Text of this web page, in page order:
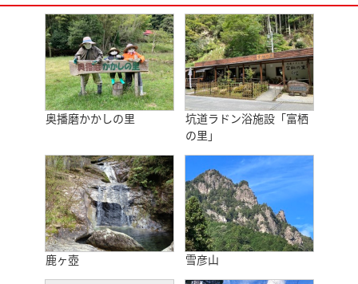
奥播磨かかしの里
坑道ラドン浴施設「富栖
の里」
鹿ヶ壺 雪彦山